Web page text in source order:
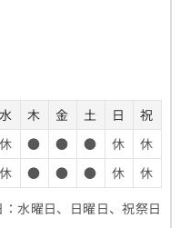
水 木 金 土 日
祝
休 ● ● ● 休
休
休 ● ● ● 休
休
：水曜日、日曜日、祝祭日